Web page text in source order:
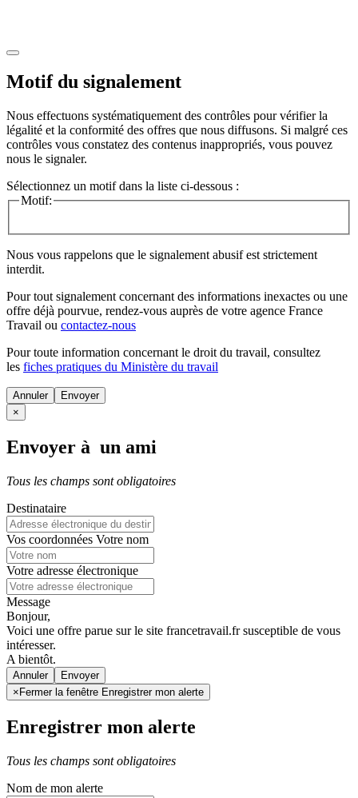
Motif du signalement
Nous effectuons systématiquement des contrôles pour vérifier la
légalité et la conformité des offres que nous diffusons. Si malgré ces
contrôles vous constatez des contenus inappropriés, vous pouvez
nous le signaler.
Sélectionnez un motif dans la liste ci-dessous :
Motif:
Nous vous rappelons que le signalement abusif est strictement
interdit.
Pour tout signalement concernant des informations inexactes ou une
offre déjà pourvue, rendez-vous auprès de votre agence France
Travail ou contactez-nous
Pour toute information concernant le droit du travail, consultez
les fiches pratiques du Ministère du travail
Annuler
×
Envoyer à un ami
Tous les champs sont obligatoires
Destinataire
Vos coordonnées Votre nom
Votre adresse électronique
Message
Bonjour,
Voici une offre parue sur le site francetravail.fr susceptible de vous
intéresser.
A bientôt.
Annuler
× Fermer la fenêtre Enregistrer mon alerte
Enregistrer mon alerte
Tous les champs sont obligatoires
Nom de mon alerte